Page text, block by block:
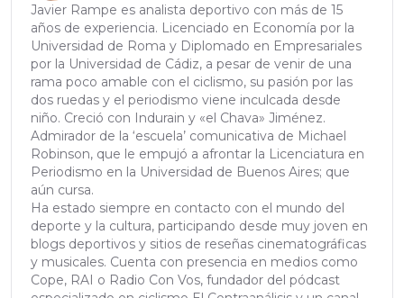
Javier Rampe es analista deportivo con más de 15
años de experiencia. Licenciado en Economía por la
Universidad de Roma y Diplomado en Empresariales
por la Universidad de Cádiz, a pesar de venir de una
rama poco amable con el ciclismo, su pasión por las
dos ruedas y el periodismo viene inculcada desde
niño. Creció con Indurain y «el Chava» Jiménez.
Admirador de la ‘escuela’ comunicativa de Michael
Robinson, que le empujó a afrontar la Licenciatura en
Periodismo en la Universidad de Buenos Aires; que
aún cursa.
Ha estado siempre en contacto con el mundo del
deporte y la cultura, participando desde muy joven en
blogs deportivos y sitios de reseñas cinematográficas
y musicales. Cuenta con presencia en medios como
Cope, RAI o Radio Con Vos, fundador del pódcast